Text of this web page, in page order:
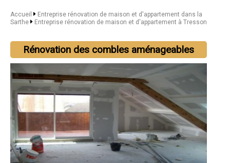
Accueil
Entreprise rénovation de maison et d'appartement dans la
Sarthe
Entreprise rénovation de maison et d'appartement à Tresson
Rénovation des combles aménageables